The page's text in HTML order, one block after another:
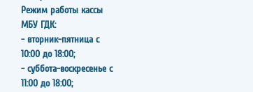
Режим работы кассы
МБУ ГДК:
- вторник-пятница с
10:00 до 18:00;
- суббота-воскресенье с
11:00 до 18:00;